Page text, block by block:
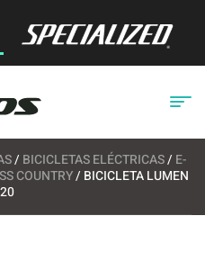
/ BICICLETAS ELÉCTRICAS/ E-
COUNTRY/ BICICLETA LUMEN